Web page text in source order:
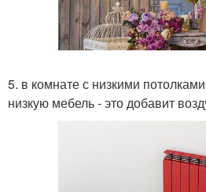
5. в комнате с низкими
низкую мебель - это добавит